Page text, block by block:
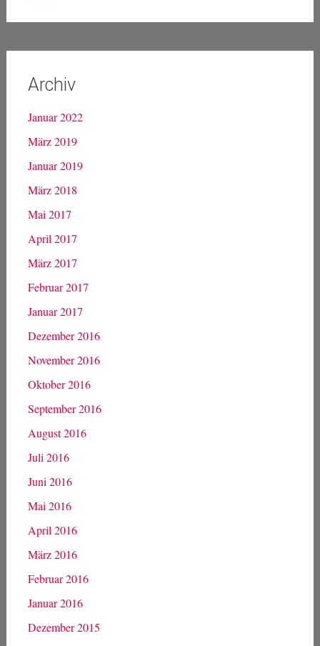
Archiv
Januar 2022
März 2019
Januar 2019
März 2018
Mai 2017
April 2017
März 2017
Februar 2017
Januar 2017
Dezember 2016
November 2016
Oktober 2016
September 2016
August 2016
Juli 2016
Juni 2016
Mai 2016
April 2016
März 2016
Februar 2016
Januar 2016
Dezember 2015